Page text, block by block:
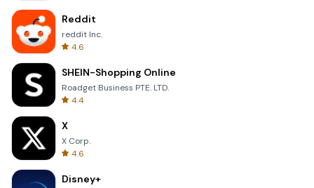
Reddit
reddit Inc.
4.6
SHEIN-Shopping Online
Roadget Business PTE. LTD.
4.4
X
X Corp.
4.6
Disney+